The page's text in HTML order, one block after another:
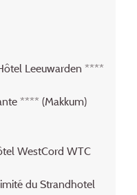
Leeuwarden ****
**** (Makkum)
WestCord WTC
du Strandhotel